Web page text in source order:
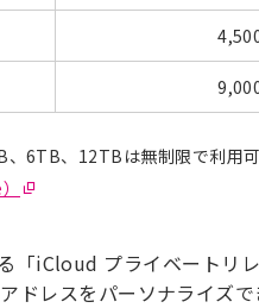
、6TB、12TBは無制限で利用
「iCloud プライベートリ
ドレスをパーソナライズ